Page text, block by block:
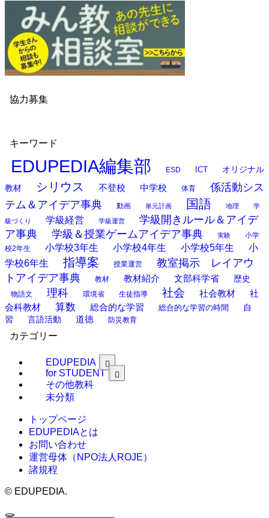
協力募集
キーワード
EDUPEDIA編集部 ESD ICT
オリジナル
教材
シリウス 不登校 中学校 体育
係活動シス
テム＆アイデア事典
動画 単元計画 国語 地理 学
級づくり 学級経営 学級運営
学級開きルール＆アイデ
ア事典
学級＆授業ゲームアイデア事典 実験
小学
校2年生
小学校3年生 小学校4年生 小学校5年生
小
学校6年生
指導案 授業運営
教室掲示 レイアウ
トアイデア事典
教材 教材紹介 文部科学省 歴史
物語文 理科 環境省 生徒指導 社会 社会教材
社
会科教材
算数 総合的な学習 総合的な学習の時間
自
習
言語活動 道徳 防災教育
カテゴリー
EDUPEDIA
for STUDENT
その他教科
未分類
トップページ
EDUPEDIAとは
お問い合わせ
運営母体（NPO法人ROJE）
諸規程
© EDUPEDIA.